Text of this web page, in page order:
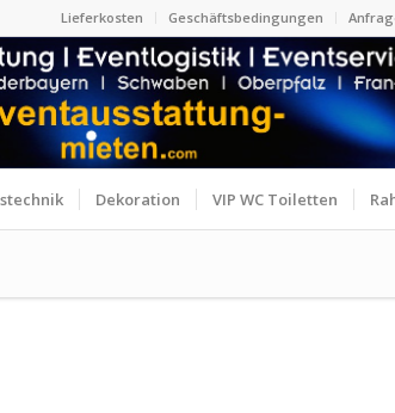
Lieferkosten Geschäftsbedingungen
Dekoration VIP WC Toiletten